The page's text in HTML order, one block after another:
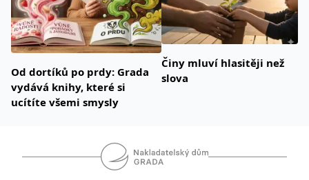
Od dortíků po prdy: Grada
vydává knihy, které si
ucítíte všemi smysly
Činy mluví hlasitěji než
slova